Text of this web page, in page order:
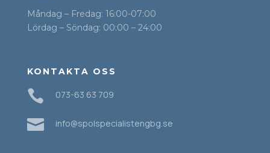
Måndag – Fredag: 16:00-07:00
Lördag – Söndag: 00:00 – 24:00
KONTAKTA OSS
 073-63 63 709
 info@spolspecialistengbg.se